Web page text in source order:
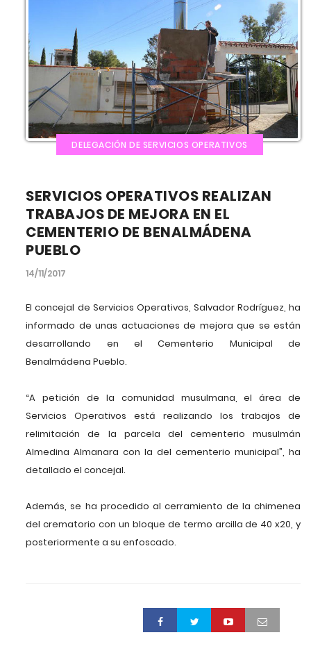
DELEGACIÓN DE SERVICIOS OPERATIVOS
SERVICIOS OPERATIVOS REALIZAN
TRABAJOS DE MEJORA EN EL
CEMENTERIO DE BENALMÁDENA
PUEBLO
14/11/2017
El concejal de Servicios Operativos, Salvador Rodríguez, ha
informado de unas actuaciones de mejora que se están
desarrollando en el Cementerio Municipal de
Benalmádena Pueblo.
“A petición de la comunidad musulmana, el área de
Servicios Operativos está realizando los trabajos de
relimitación de la parcela del cementerio musulmán
Almedina Almanara con la del cementerio municipal”, ha
detallado el concejal.
Además, se ha procedido al cerramiento de la chimenea
del crematorio con un bloque de termo arcilla de 40 x20, y
posteriormente a su enfoscado.